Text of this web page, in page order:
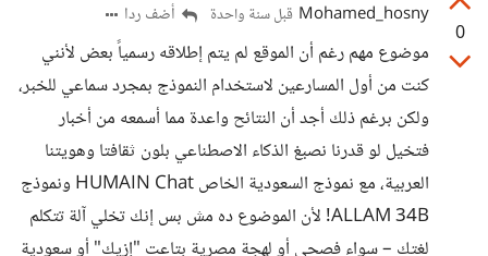
0
Mohamed_hosny قبل سنة واحدة أضف ردا
موضوع مهم رغم أن الموقع لم يتم إطلاقه رسمياً بعض لأنني
كنت من أول المسارعين لاستخدام النموذج بمجرد سماعي للخبر،
ولكن برغم ذلك أجد أن النتائح واعدة مما أسمعه من أخبار
فتخيل لو قدرنا نصبغ الذكاء الاصطناعي بلون ثقافتا وهويتنا
العربية، مع نموذج السعودية الخاص HUMAIN Chat ونموذج
ALLAM 34B! لأن الموضوع ده مش بس إنك تخلي آلة تتكلم